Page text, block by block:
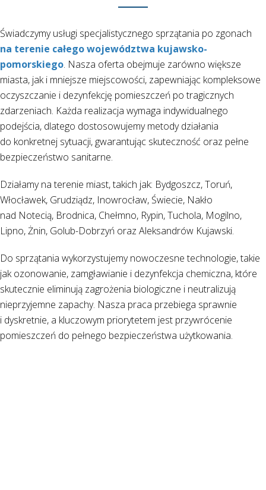
Świadczymy usługi specjalistycznego sprzątania po zgonach
na terenie całego województwa kujawsko-
pomorskiego. Nasza oferta obejmuje zarówno większe
miasta, jak i mniejsze miejscowości, zapewniając kompleksowe
oczyszczanie i dezynfekcję pomieszczeń po tragicznych
zdarzeniach. Każda realizacja wymaga indywidualnego
podejścia, dlatego dostosowujemy metody działania
do konkretnej sytuacji, gwarantując skuteczność oraz pełne
bezpieczeństwo sanitarne.
Działamy na terenie miast, takich jak: Bydgoszcz, Toruń,
Włocławek, Grudziądz, Inowrocław, Świecie, Nakło
nad Notecią, Brodnica, Chełmno, Rypin, Tuchola, Mogilno,
Lipno, Żnin, Golub-Dobrzyń oraz Aleksandrów Kujawski.
Do sprzątania wykorzystujemy nowoczesne technologie, takie
jak ozonowanie, zamgławianie i dezynfekcja chemiczna, które
skutecznie eliminują zagrożenia biologiczne i neutralizują
nieprzyjemne zapachy. Nasza praca przebiega sprawnie
i dyskretnie, a kluczowym priorytetem jest przywrócenie
pomieszczeń do pełnego bezpieczeństwa użytkowania.